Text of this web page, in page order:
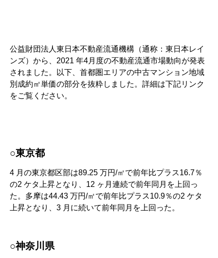
公益財団法人東日本不動産流通機構（通称：東日本レイ
ンズ）から、2021 年4月度の不動産流通市場動向が発表
されました。以下、首都圏エリアの中古マンション地域
別成約㎡単価の部分を抜粋しました。詳細は下記リンク
をご覧ください。
○東京都
4 月の東京都区部は89.25 万円/㎡で前年比プラス16.7％
の2 ケタ上昇となり、12 ヶ月連続で前年同月を上回っ
た。多摩は44.43 万円/㎡で前年比プラス10.9％の2 ケタ
上昇となり、3 月に続いて前年同月を上回った。
○神奈川県